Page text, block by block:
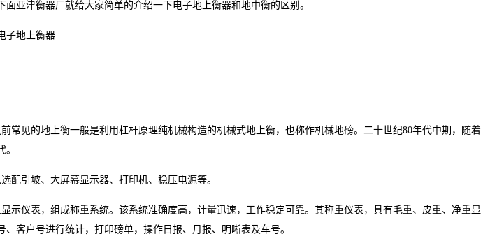
亚津衡器厂就给大家简单的介绍一下电子地上衡器和地中衡的区别。
见的地上衡一般是利用杠杆原理纯机械构造的机械式地上衡，也称作机械地磅。二十世纪80年代中期，随着
配引坡、大屏幕显示器、打印机、稳压电源等。
仪表，组成称重系统。该系统准确度高，计量迅速，工作稳定可靠。其称重仪表，具有毛重、皮重、净重显
客户号进行统计，打印磅单，操作日报、月报、明晰表及车号。